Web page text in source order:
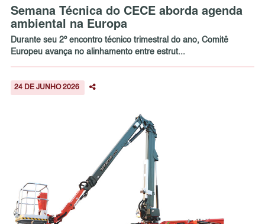
Semana Técnica do CECE aborda agenda
ambiental na Europa
Durante seu 2º encontro técnico trimestral do ano, Comitê
Europeu avança no alinhamento entre estrut...
24 DE JUNHO 2026